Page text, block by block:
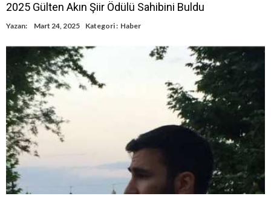
2025 Gülten Akın Şiir Ödülü Sahibini Buldu
Yazan: Mart 24, 2025 Kategori : Haber